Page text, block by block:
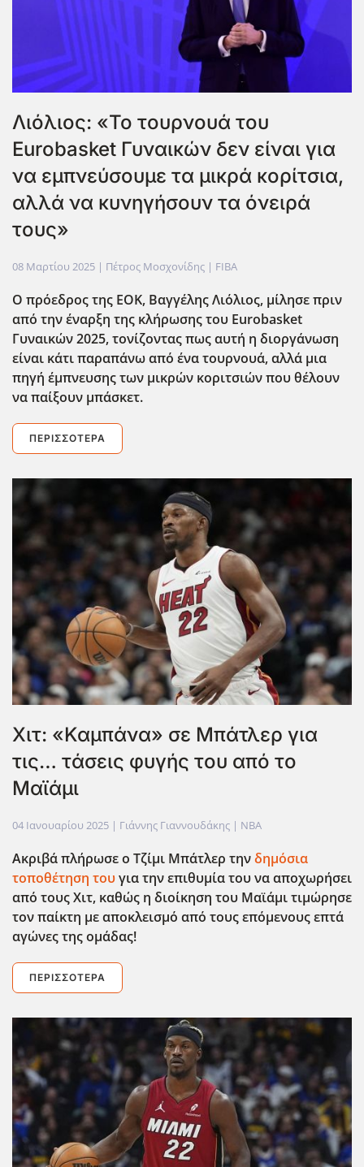
Λιόλιος: «Το τουρνουά του
Eurobasket Γυναικών δεν είναι για
να εμπνεύσουμε τα μικρά κορίτσια,
αλλά να κυνηγήσουν τα όνειρά
τους»
08 Μαρτίου 2025 | Πέτρος Μοσχονίδης | FIBA
Ο πρόεδρος της ΕΟΚ, Βαγγέλης Λιόλιος, μίλησε πριν
από την έναρξη της κλήρωσης του Eurobasket
Γυναικών 2025, τονίζοντας πως αυτή η διοργάνωση
είναι κάτι παραπάνω από ένα τουρνουά, αλλά μια
πηγή έμπνευσης των μικρών κοριτσιών που θέλουν
να παίξουν μπάσκετ.
ΠΕΡΙΣΣΌΤΕΡΑ
Χιτ: «Καμπάνα» σε Μπάτλερ για
τις… τάσεις φυγής του από το
Μαϊάμι
04 Ιανουαρίου 2025 | Γιάννης Γιαννουδάκης | NBA
Ακριβά πλήρωσε ο Τζίμι Μπάτλερ τηνδημόσια
τοποθέτηση τουγια την επιθυμία του να αποχωρήσει
από τους Χιτ, καθώς η διοίκηση του Μαϊάμι τιμώρησε
τον παίκτη με αποκλεισμό από τους επόμενους επτά
αγώνες της ομάδας!
ΠΕΡΙΣΣΌΤΕΡΑ